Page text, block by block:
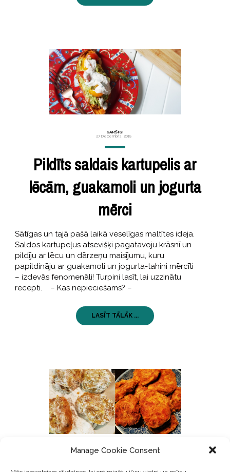
Manage Cookie Consent
GARŠĪGI
27 Decembris, 2018
Pildīts saldais kartupelis ar
lēcām, guakamoli un jogurta
mērci
Sātīgas un tajā pašā laikā veselīgas maltītes ideja.
Saldos kartupeļus atsevišķi pagatavoju krāsnī un
pildīju ar lēcu un dārzeņu maisījumu, kuru
papildināju ar guakamoli un jogurta-tahini mērcīti
– izdevās fenomenāli! Turpini lasīt, lai uzzinātu
recepti. – Kas nepieciešams? –
LASĪT TĀLĀK ...
GARŠĪGI